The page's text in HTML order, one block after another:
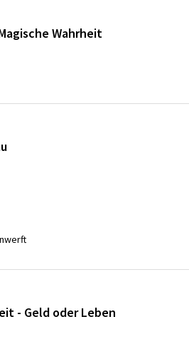
Wahrheit
- Geld oder Leben